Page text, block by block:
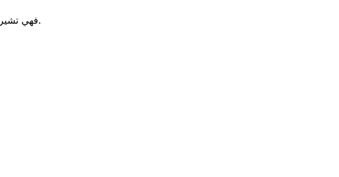
تحدد هذه الأرقام الثلاثة فرعًا معينًا. رموز BIC التي تنتهي بـ "XXX"، فهي تشير إلى المكتب الرئيسي للبنك.